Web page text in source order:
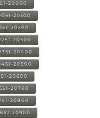
20000
20100
20200
20300
20400
20500
20600
20700
20800
20900